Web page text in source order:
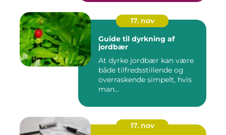
17. nov
Guide til dyrkning af
jordbær
At dyrke jordbær kan være
både tilfredsstillende og
overraskende simpelt, hvis
man...
17. nov